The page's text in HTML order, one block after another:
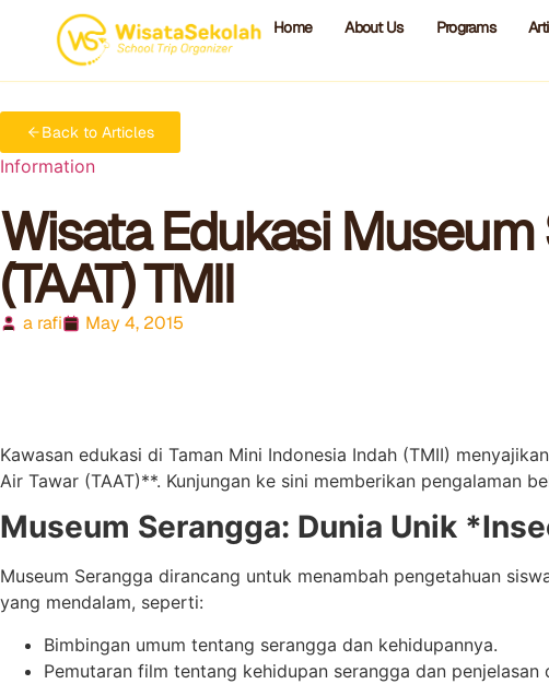
Home About Us Programs
Information Wisata Edukasi Museum Serangga &
Back to Articles
Information
Wisata Edukasi
(TAAT) TMII
a rafi May 4, 2015
Kawasan edukasi di Taman Mini Indonesia Indah (TMII)
Air Tawar (TAAT)**. Kunjungan ke sini memberikan pengalaman
Museum Serangga: Dunia Unik
Museum Serangga dirancang untuk menambah pengetahuan
yang mendalam, seperti:
Bimbingan umum tentang serangga dan kehidupannya.
Pemutaran film tentang kehidupan serangga dan penjelasan